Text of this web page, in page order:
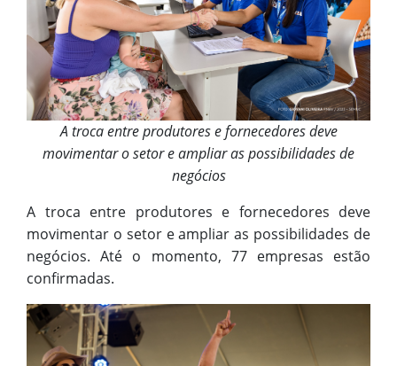
A troca entre produtores e fornecedores deve
movimentar o setor e ampliar as possibilidades de
negócios
A troca entre produtores e fornecedores deve
movimentar o setor e ampliar as possibilidades de
negócios. Até o momento, 77 empresas estão
confirmadas.